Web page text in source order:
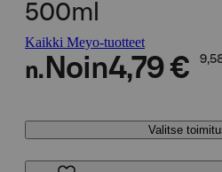
500ml
Kaikki Meyo-tuotteet
n. Noin4,79 €
Valitse